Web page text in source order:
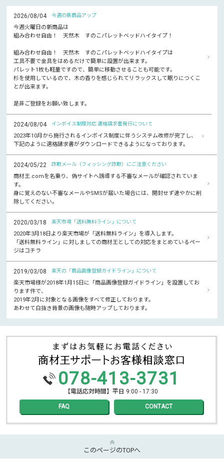
2026/08/04 今週の新商品アップ
今週火曜日の新商品は
組み合わせ自由！ 天然木 すのこパレットベッドハイタイプ！
組み合わせ自由！ 天然木 すのこパレットベッドハイタイプは
工具不要で金具をはめるだけで簡単に設置が出来ます。
パレット1枚も軽量ですので、簡単に移動させることも可能です。
杉を使用しているので、木の香りを感じられてリラックスして眠りにつくこ
とが出来ます。
是非ご登録をお願い致します。
2024/08/04 インボイス制度対応 適格請求書発行について
2023年10月から施行されるインボイス制度に伴うシステム改修が完了し、
下記のように適格請求書がダウンロードできるようになっております。
2024/05/22 詐欺メール（フィッシング詐欺）にご注意ください
商材王.comを名乗り、偽サイトへ誘導する不審なメールが確認されていま
す。
身に覚えのない不審なメールやSMSが届いた場合には、開封せず速やかに削
除してください。
2020/03/18 楽天市場「送料無料ライン」について
2020年3月18日より楽天市場が「送料無料ライン」を導入します。
「送料無料ライン」に対しましての商材王としての対応をまとめているペー
ジはコチラ
2019/03/08 楽天の「商品画像登録ガイドライン」について
楽天市場様が2018年1月15日に「商品画像登録ガイドライン」を設置してお
ります件で、
2019年2月に対象となる画像をすべて修正しております。
あわせて白抜き背景の画像も随時アップしております。
078-413-3731
【電話応対時間】平日 9:00 - 17:30
FAQ CONTACT
このページのTOPへ